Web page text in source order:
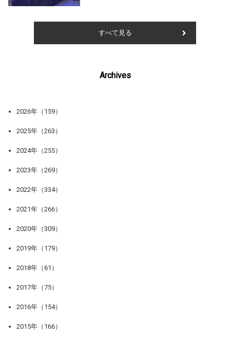
すべて見る
Archives
2026年（159）
2025年（263）
2024年（255）
2023年（269）
2022年（334）
2021年（266）
2020年（309）
2019年（179）
2018年（61）
2017年（75）
2016年（154）
2015年（166）